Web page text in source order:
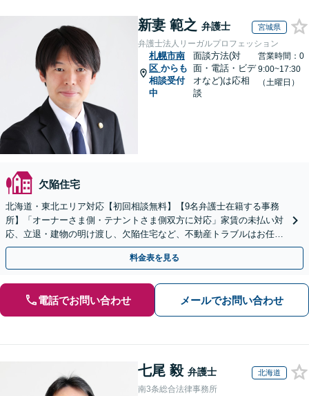
新妻 範之 弁護士 宮城県
弁護士法人リーガルプロフェッション
札幌市南
区 からも
相談受付
中
面談方法(対
面・電話・ビデ
オなど)は応相
談
営業時間：0
9:00~17:30
（土曜日）
欠陥住宅
北海道・東北エリア対応【初回相談無料】【9名弁護士在籍する事務
所】「オーナーさま側・テナントさま側双方に対応」家賃の未払い対
応、立退・建物の明け渡し、欠陥住宅など、不動産トラブルはお任せ
ください「早期相談で損失を最小限に」
料金表を見る
電話でお問い合わせ メールでお問い合わせ
七尾 毅 弁護士 北海道
南3条総合法律事務所